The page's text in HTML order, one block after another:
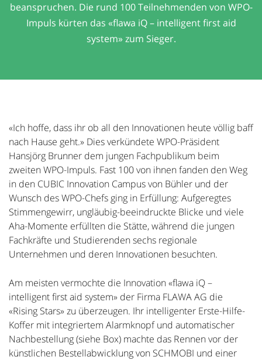
beanspruchen. Die rund 100 Teilnehmenden von WPO-
Impuls kürten das «flawa iQ – intelligent first aid
system» zum Sieger.
«Ich hoffe, dass ihr ob all den Innovationen heute völlig baff
nach Hause geht.» Dies verkündete WPO-Präsident
Hansjörg Brunner dem jungen Fachpublikum beim
zweiten WPO-Impuls. Fast 100 von ihnen fanden den Weg
in den CUBIC Innovation Campus von Bühler und der
Wunsch des WPO-Chefs ging in Erfüllung: Aufgeregtes
Stimmengewirr, ungläubig-beeindruckte Blicke und viele
Aha-Momente erfüllten die Stätte, während die jungen
Fachkräfte und Studierenden sechs regionale
Unternehmen und deren Innovationen besuchten.
Am meisten vermochte die Innovation «flawa iQ –
intelligent first aid system» der Firma FLAWA AG die
«Rising Stars» zu überzeugen. Ihr intelligenter Erste-Hilfe-
Koffer mit integriertem Alarmknopf und automatischer
Nachbestellung (siehe Box) machte das Rennen vor der
künstlichen Bestellabwicklung von SCHMOBI und einer